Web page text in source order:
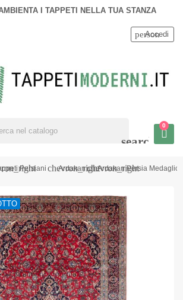
I TAPPETI NELLA TUA STANZA
search
person
Accedi
0
Persiani chevron_right
Ardakanchevron_right
Ardakan Persia